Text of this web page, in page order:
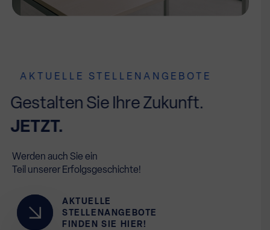
AKTUELLE STELLENANGEBOTE
Gestalten Sie Ihre Zukunft.
JETZT.
Werden auch Sie ein
Teil unserer Erfolgsgeschichte!
AKTUELLE
STELLENANGEBOTE
FINDEN SIE HIER!